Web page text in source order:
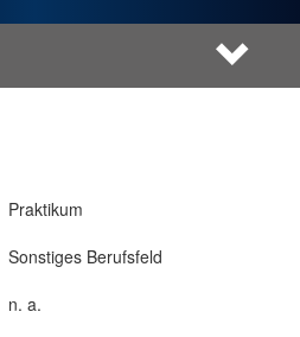
Praktikum
Sonstiges Berufsfeld
n. a.